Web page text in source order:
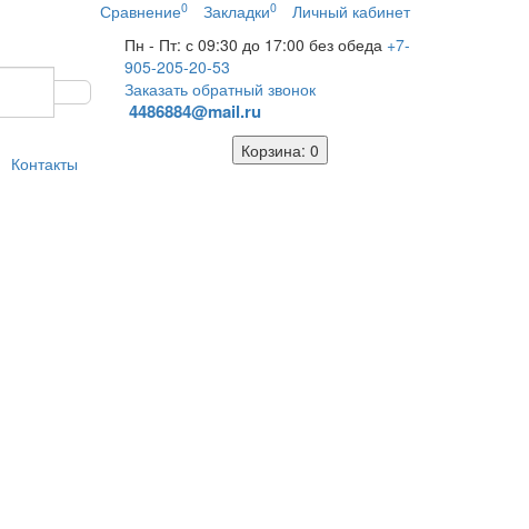
Сравнение0 Закладки0
Личный кабинет
Пн - Пт: с 09:30 до 17:00 без обеда +7-
905-205-20-53
Заказать обратный звонок
4486884@mail.ru
Контакты
Корзина: 0